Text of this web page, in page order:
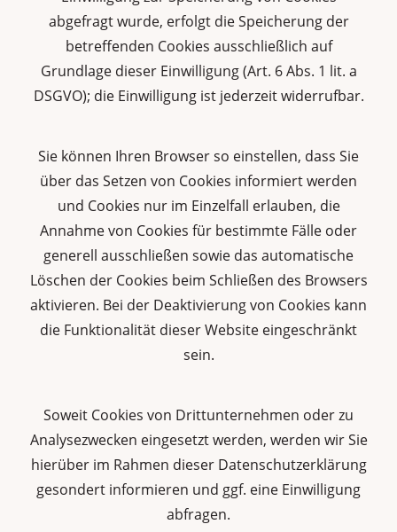
abgefragt wurde, erfolgt die Speicherung der
betreffenden Cookies ausschließlich auf
Grundlage dieser Einwilligung (Art. 6 Abs. 1 lit. a
DSGVO); die Einwilligung ist jederzeit widerrufbar.
Sie können Ihren Browser so einstellen, dass Sie
über das Setzen von Cookies informiert werden
und Cookies nur im Einzelfall erlauben, die
Annahme von Cookies für bestimmte Fälle oder
generell ausschließen sowie das automatische
Löschen der Cookies beim Schließen des Browsers
aktivieren. Bei der Deaktivierung von Cookies kann
die Funktionalität dieser Website eingeschränkt
sein.
Soweit Cookies von Drittunternehmen oder zu
Analysezwecken eingesetzt werden, werden wir Sie
hierüber im Rahmen dieser Datenschutzerklärung
gesondert informieren und ggf. eine Einwilligung
abfragen.